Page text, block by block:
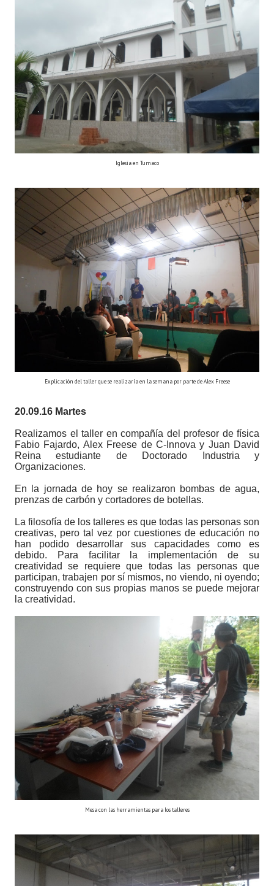
Iglesia en Tumaco
Explicación del taller que se realizaría en la semana por parte de Alex Freese
20.09.16 Martes
Realizamos el taller en compañía del profesor de física
Fabio Fajardo, Alex Freese de C-Innova y Juan David
Reina estudiante de Doctorado Industria y
Organizaciones.
En la jornada de hoy se realizaron bombas de agua,
prenzas de carbón y cortadores de botellas.
La filosofía de los talleres es que todas las personas son
creativas, pero tal vez por cuestiones de educación no
han podido desarrollar sus capacidades como es
debido. Para facilitar la implementación de su
creatividad se requiere que todas las personas que
participan, trabajen por sí mismos, no viendo, ni oyendo;
construyendo con sus propias manos se puede mejorar
la creatividad.
Mesa con las herramientas para los talleres